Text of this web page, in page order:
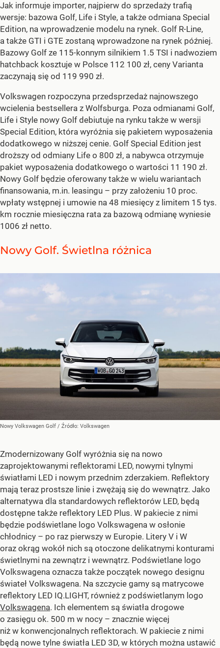
Jak informuje importer, najpierw do sprzedaży trafią
wersje: bazowa Golf, Life i Style, a także odmiana Special
Edition, na wprowadzenie modelu na rynek. Golf R-Line,
a także GTI i GTE zostaną wprowadzone na rynek później.
Bazowy Golf ze 115-konnym silnikiem 1.5 TSI i nadwoziem
hatchback kosztuje w Polsce 112 100 zł, ceny Varianta
zaczynają się od 119 990 zł.
Volkswagen rozpoczyna przedsprzedaż najnowszego
wcielenia bestsellera z Wolfsburga. Poza odmianami Golf,
Life i Style nowy Golf debiutuje na rynku także w wersji
Special Edition, która wyróżnia się pakietem wyposażenia
dodatkowego w niższej cenie. Golf Special Edition jest
droższy od odmiany Life o 800 zł, a nabywca otrzymuje
pakiet wyposażenia dodatkowego o wartości 11 190 zł.
Nowy Golf będzie oferowany także w wielu wariantach
finansowania, m.in. leasingu – przy założeniu 10 proc.
wpłaty wstępnej i umowie na 48 miesięcy z limitem 15 tys.
km rocznie miesięczna rata za bazową odmianę wyniesie
1006 zł netto.
Nowy Golf. Świetlna różnica
Nowy Volkswagen Golf / Źródło: Volkswagen
Zmodernizowany Golf wyróżnia się na nowo
zaprojektowanymi reflektorami LED, nowymi tylnymi
światłami LED i nowym przednim zderzakiem. Reflektory
mają teraz prostsze linie i zwężają się do wewnątrz. Jako
alternatywa dla standardowych reflektorów LED, będą
dostępne także reflektory LED Plus. W pakiecie z nimi
będzie podświetlane logo Volkswagena w osłonie
chłodnicy – po raz pierwszy w Europie. Litery V i W
oraz okrąg wokół nich są otoczone delikatnymi konturami
świetlnymi na zewnątrz i wewnątrz. Podświetlane logo
Volkswagena oznacza także początek nowego designu
świateł Volkswagena. Na szczycie gamy są matrycowe
reflektory LED IQ.LIGHT, również z podświetlanym logo
Volkswagena. Ich elementem są światła drogowe
o zasięgu ok. 500 m w nocy – znacznie więcej
niż w konwencjonalnych reflektorach. W pakiecie z nimi
będą nowe tylne światła LED 3D, w których można ustawić